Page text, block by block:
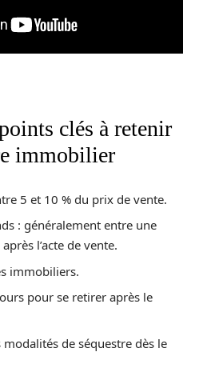
clés à retenir
immobilier
5 et 10 % du prix de vente.
: généralement entre une
l’acte de vente.
immobiliers.
pour se retirer après le
de séquestre dès le